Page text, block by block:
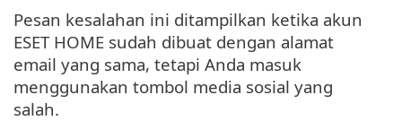
Pesan kesalahan ini ditampilkan ketika akun
ESET HOME sudah dibuat dengan alamat
email yang sama, tetapi Anda masuk
menggunakan tombol media sosial yang
salah.